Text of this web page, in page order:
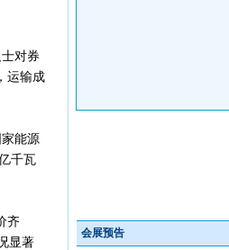
对券
运输成
能源
千瓦
齐
显著
会展预告